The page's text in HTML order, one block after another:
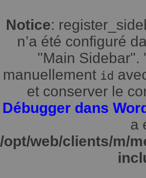
Notice:
n’a été configuré
"Main Sidebar".
manuellement id
et conserver le
Débugger dans
a
/opt/web/clients/m/